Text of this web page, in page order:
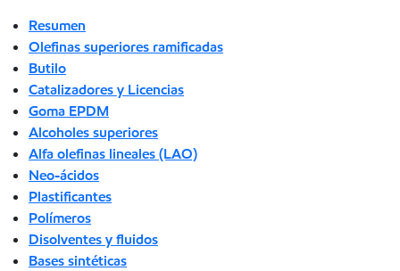
Resumen
Olefinas superiores ramificadas
Butilo
Catalizadores y Licencias
Goma EPDM
Alcoholes superiores
Alfa olefinas lineales (LAO)
Neo-ácidos
Plastificantes
Polímeros
Disolventes y fluidos
Bases sintéticas